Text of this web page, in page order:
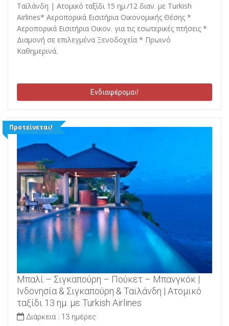
Ταϊλάνδη | Ατομικό ταξίδι 15 ημ./12 διαν. με Turkish
Airlines* Αεροπορικά Εισιτήρια Οικονομικής Θέσης *
Αεροπορικά Εισιτήρια Οικον. για τις εσωτερικές πτήσεις *
Διαμονή σε επιλεγμένα Ξενοδοχεία * Πρωινό
Καθημερινά.
Ενδιαφέρομαι!
Προτείνεται!
Μπαλί – Σιγκαπούρη – Πούκετ – Μπανγκόκ |
Ινδονησία & Σιγκαπούρη & Ταϊλάνδη | Ατομικό
ταξίδι 13 ημ. με Turkish Airlines
Διάρκεια : 13 ημέρες